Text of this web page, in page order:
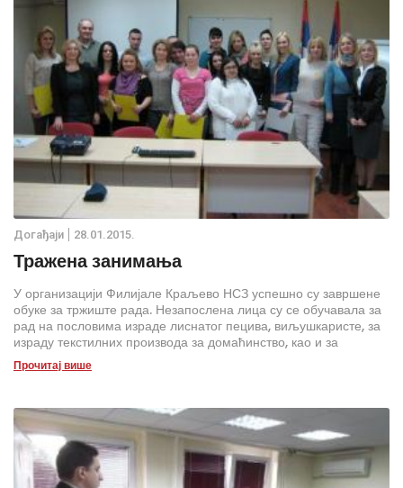
Дoгађаjи 28.01.2015.
Тражена занимања
У организацији Филијале Краљево НСЗ успешно су завршене
обуке за тржиште рада. Незапослена лица су се обучавала за
рад на пословима израде лиснатог пецива, виљушкаристе, за
израду текстилних производа за домаћинство, као и за
одговорну дужност геронтодомаћице.
Прочитај више